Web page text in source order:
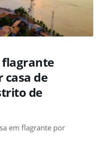
flagrante
de
de
em flagrante por